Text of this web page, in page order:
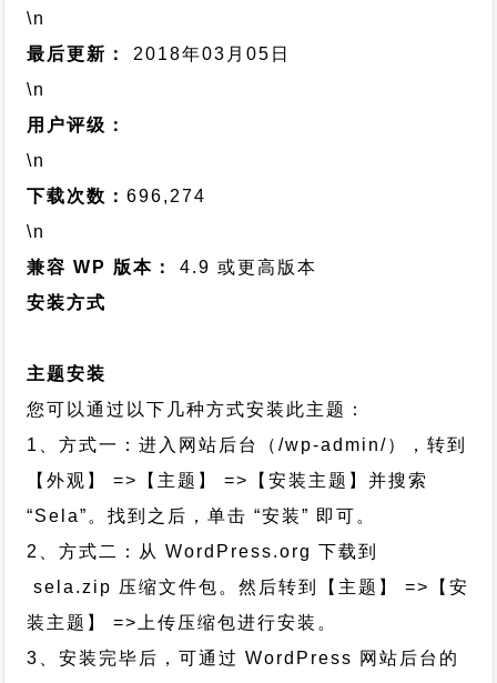
\n
最后更新：
2018年03月05日
\n
用户评级：
\n
下载次数：696,274
\n
兼容 WP 版本：
4.9 或更高版本
安装方式
主题安装
您可以通过以下几种方式安装此主题：
1、方式一：进入网站后台（/wp-admin/），转到
【外观】 =>【主题】 =>【安装主题】并搜索
“Sela”。找到之后，单击 “安装” 即可。
2、方式二：从 WordPress.org 下载到
sela.zip 压缩文件包。然后转到【主题】 =>【安
装主题】 =>上传压缩包进行安装。
3、安装完毕后，可通过 WordPress 网站后台的